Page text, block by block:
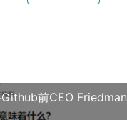
前CEO Friedman